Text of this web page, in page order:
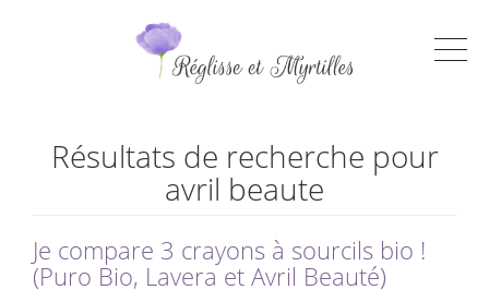
Résultats de recherche pour
avril beaute
Je compare 3 crayons à sourcils bio !
(Puro Bio, Lavera et Avril Beauté)